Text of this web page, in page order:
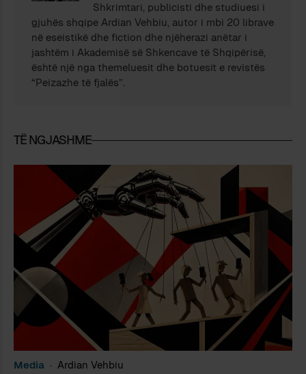
Shkrimtari, publicisti dhe studiuesi i
gjuhës shqipe Ardian Vehbiu, autor i mbi 20 librave
në eseistikë dhe fiction dhe njëherazi anëtar i
jashtëm i Akademisë së Shkencave të Shqipërisë,
është një nga themeluesit dhe botuesit e revistës
“Peizazhe të fjalës”.
TË NGJASHME
Media Ardian Vehbiu